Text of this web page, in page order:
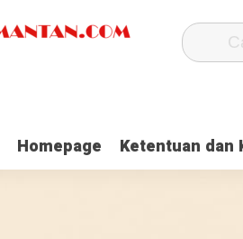
Homepage Ketentuan dan